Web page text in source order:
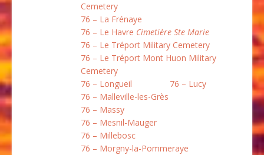
Cemetery
76 – La Frénaye
76 – Le Havre Cimetière Ste Marie
76 – Le Tréport Military Cemetery
76 – Le Tréport Mont Huon Military
Cemetery
76 – Longueil
76 – Lucy
76 – Malleville-les-Grès
76 – Massy
76 – Mesnil-Mauger
76 – Millebosc
76 – Morgny-la-Pommeraye